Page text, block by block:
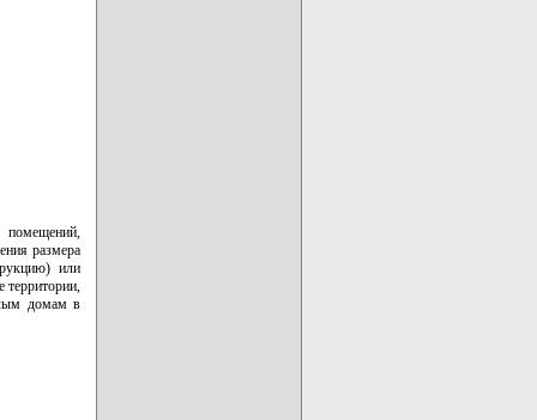
помещений,
размера
или
домам в